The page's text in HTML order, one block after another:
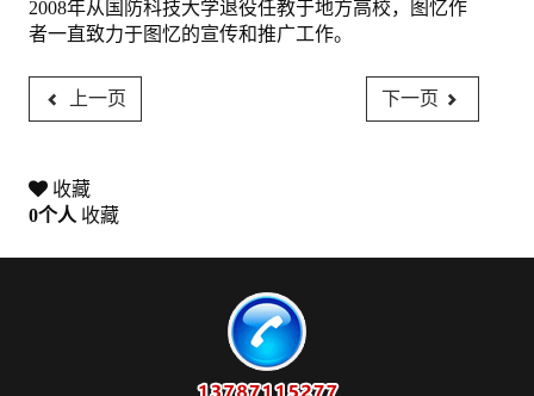
2008年从国防科技大学退役任教于地方高校，图忆作
者一直致力于图忆的宣传和推广工作。
上一页 下一页
收藏
0个人 收藏